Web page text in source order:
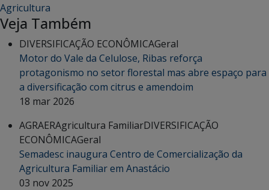
Agricultura
Veja Também
DIVERSIFICAÇÃO ECONÔMICAGeral
Motor do Vale da Celulose, Ribas reforça
protagonismo no setor florestal mas abre espaço para
a diversificação com citrus e amendoim
18 mar 2026
AGRAERAgricultura FamiliarDIVERSIFICAÇÃO
ECONÔMICAGeral
Semadesc inaugura Centro de Comercialização da
Agricultura Familiar em Anastácio
03 nov 2025